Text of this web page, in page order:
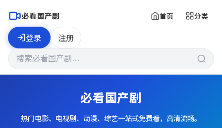
必看国产剧 首页 分类
登录 注册
必看国产剧
热门电影、电视剧、动漫、综艺一站式免费看，高清流畅。